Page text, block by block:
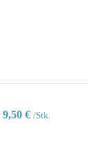
9,50 € /Stk.